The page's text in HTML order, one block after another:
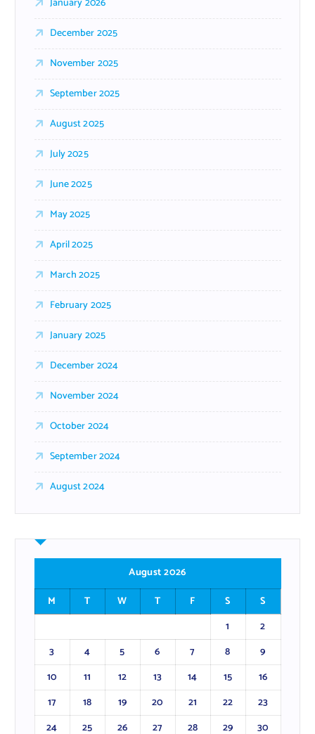
December 2025
November 2025
September 2025
August 2025
July 2025
June 2025
May 2025
April 2025
March 2025
February 2025
January 2025
December 2024
November 2024
October 2024
September 2024
August 2024
August 2026
M
T W T F S
S
1
2
3
4 5 6 7 8
9
10
11 12 13 14 15
16
17
18 19 20 21 22
23
24
25 26 27 28 29 30